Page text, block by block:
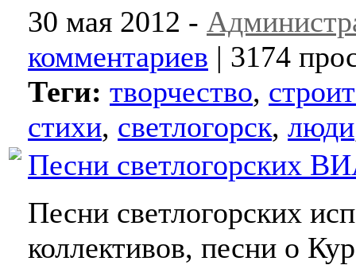
30 мая 2012 -
комментариев | 3174
Теги: творчество,
стихи, светлогорск, люди
Песни светлогорских
Песни светлогорских
коллективов, песни о